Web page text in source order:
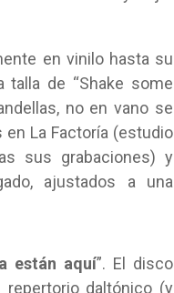
en vinilo hasta su
de “Shake some
no en vano se
en La Factoría (estudio
sus grabaciones) y
ajustados a una
están aquí”. El disco
daltónico (y